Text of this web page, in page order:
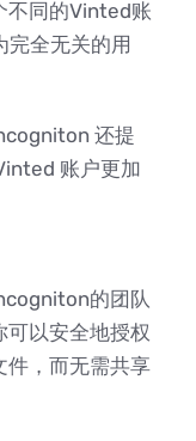
不同的Vinted账
完全无关的用
还提
账户更加
的团队
以安全地授权
件，而无需共享